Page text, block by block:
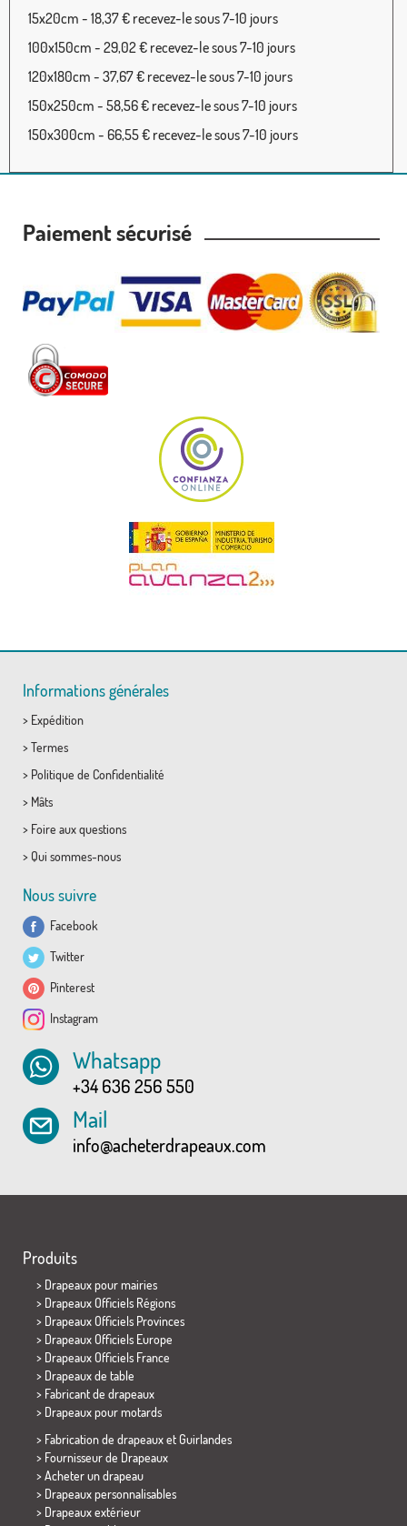
15x20cm - 18,37 € recevez-le sous 7-10 jours
100x150cm - 29,02 € recevez-le sous 7-10 jours
120x180cm - 37,67 € recevez-le sous 7-10 jours
150x250cm - 58,56 € recevez-le sous 7-10 jours
150x300cm - 66,55 € recevez-le sous 7-10 jours
Paiement sécurisé
Informations générales
> Expédition
> Termes
> Politique de Confidentialité
> Mâts
> Foire aux questions
> Qui sommes-nous
Nous suivre
Facebook
Twitter
Pinterest
Instagram
Whatsapp
+34 636 256 550
Mail
info@acheterdrapeaux.com
Produits
> Drapeaux pour mairies
> Drapeaux Officiels Régions
> Drapeaux Officiels Provinces
> Drapeaux Officiels Europe
> Drapeaux Officiels France
> Drapeaux de table
> Fabricant de drapeaux
> Drapeaux pour motards
> Fabrication de drapeaux et Guirlandes
> Fournisseur de Drapeaux
> Acheter un drapeau
> Drapeaux personnalisables
> Drapeaux extérieur